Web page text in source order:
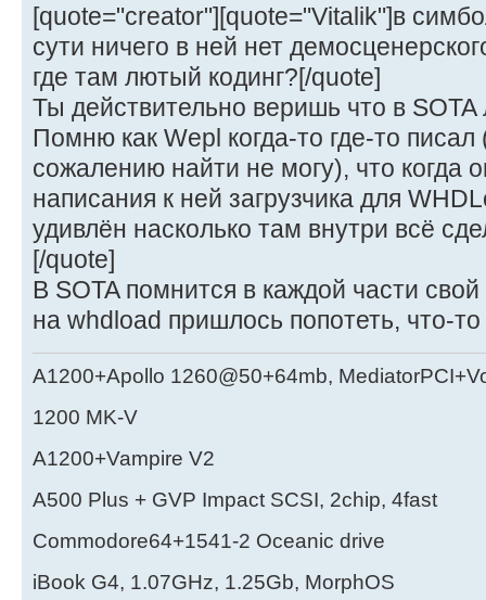
[quote="creator"][quote="Vitalik"]в
сути ничего в ней нет
где там лютый кодинг?[/quote]
Ты действительно веришь что в
Помню как Wepl когда-то где-то писал
сожалению найти не могу), что когда
написания к ней загрузчика для
удивлён насколько там внутри всё
[/quote]
В SOTA помнится в каждой части
на whdload пришлось попотеть, что-
A1200+Apollo 1260@50+64mb,
1200 MK-V
A1200+Vampire V2
А500 Plus + GVP Impact SCSI, 2chip, 4fast
Commodore64+1541-2 Oceanic drive
iBook G4, 1.07GHz, 1.25Gb, MorphOS